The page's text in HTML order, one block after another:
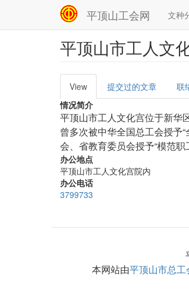
平顶山工会网
Main
navigation
文种
平顶山市工人文
Primary
tabs
View 提交过的文章
联
情况简介
平顶山市工人文化宫位于新华
曾多次被中华全国总工会授予
会、省教育委员会授予“模范职
办公地点
平顶山市工人文化宫院内
办公电话
3799733
本网站由平顶山市总